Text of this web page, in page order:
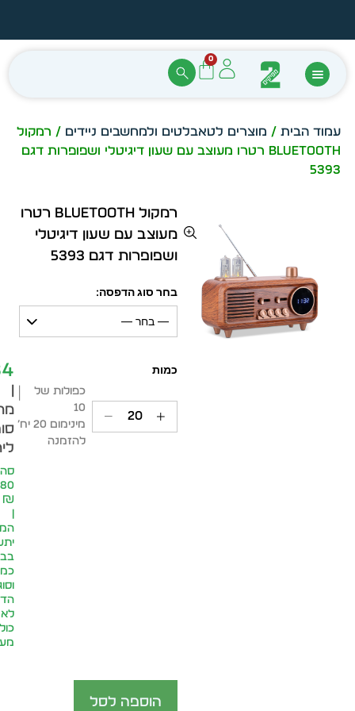
0
עמוד הבית / מוצרים לטאבלטים ולמחשבים ניידים / רמקול
Bluetooth רטרו מעוצב עם שעון דיגיטלי ושפופרות דגם
5393
רמקול Bluetooth רטרו
מעוצב עם שעון דיגיטלי
ושפופרות דגם 5393
בחר סוג הדפסה:
— בחר —
כפולות של
10
מינימום 20 יח׳
להזמנה
₪
לא
הוספה לסל